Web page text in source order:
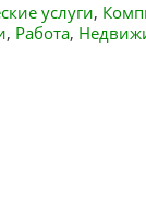
услуги,
, Работа,